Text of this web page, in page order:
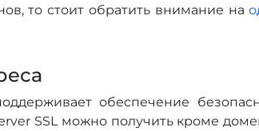
то стоит обратить внимание на
обеспечение
SSL можно получить кроме